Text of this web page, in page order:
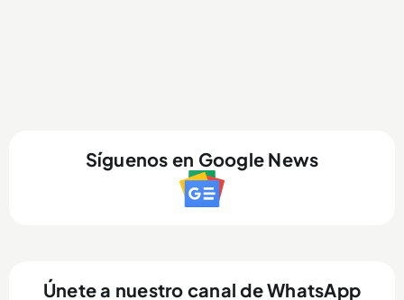
Síguenos en Google News
Únete a nuestro canal de WhatsApp